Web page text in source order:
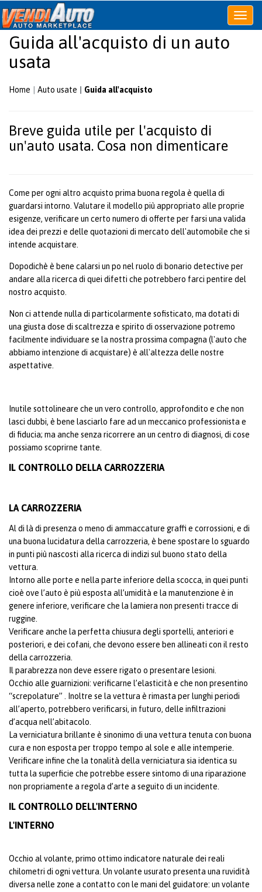
Apri
o
Guida all'acquisto di un auto
usata
Home Auto usate Guida all'acquisto
Breve guida utile per l'acquisto di
un'auto usata. Cosa non dimenticare
Come per ogni altro acquisto prima buona regola è quella di
guardarsi intorno. Valutare il modello più appropriato alle proprie
esigenze, verificare un certo numero di offerte per farsi una valida
idea dei prezzi e delle quotazioni di mercato dell'automobile che si
intende acquistare.
Dopodichè è bene calarsi un po nel ruolo di bonario detective per
andare alla ricerca di quei difetti che potrebbero farci pentire del
nostro acquisto.
Non ci attende nulla di particolarmente sofisticato, ma dotati di
una giusta dose di scaltrezza e spirito di osservazione potremo
facilmente individuare se la nostra prossima compagna (l'auto che
abbiamo intenzione di acquistare) è all'altezza delle nostre
aspettative.
Inutile sottolineare che un vero controllo, approfondito e che non
lasci dubbi, è bene lasciarlo fare ad un meccanico professionista e
di fiducia; ma anche senza ricorrere an un centro di diagnosi, di cose
possiamo scoprirne tante.
IL CONTROLLO DELLA CARROZZERIA
LA CARROZZERIA
Al di là di presenza o meno di ammaccature graffi e corrossioni, e di
una buona lucidatura della carrozzeria, è bene spostare lo sguardo
in punti più nascosti alla ricerca di indizi sul buono stato della
vettura.
Intorno alle porte e nella parte inferiore della scocca, in quei punti
cioè ove l’auto è più esposta all’umidità e la manutenzione è in
genere inferiore, verificare che la lamiera non presenti tracce di
ruggine.
Verificare anche la perfetta chiusura degli sportelli, anteriori e
posteriori, e dei cofani, che devono essere ben allineati con il resto
della carrozzeria.
Il parabrezza non deve essere rigato o presentare lesioni.
Occhio alle guarnizioni: verificarne l’elasticità e che non presentino
“screpolature” . Inoltre se la vettura è rimasta per lunghi periodi
all’aperto, potrebbero verificarsi, in futuro, delle infiltrazioni
d’acqua nell’abitacolo.
La verniciatura brillante è sinonimo di una vettura tenuta con buona
cura e non esposta per troppo tempo al sole e alle intemperie.
Verificare infine che la tonalità della verniciatura sia identica su
tutta la superficie che potrebbe essere sintomo di una riparazione
non propriamente a regola d’arte a seguito di un incidente.
IL CONTROLLO DELL'INTERNO
L'INTERNO
Occhio al volante, primo ottimo indicatore naturale dei reali
chilometri di ogni vettura. Un volante usurato presenta una ruvidità
diversa nelle zone a contatto con le mani del guidatore: un volante